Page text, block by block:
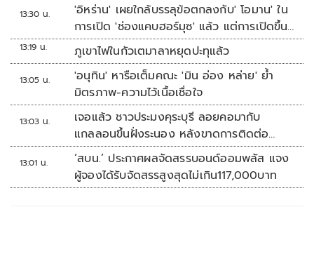
13:30 น.
'อิหร่าน' เผยใกล้บรรลุข้อตกลงกับ' โอมาน' ใน
การเปิด 'ช่องแคบฮอร์มุซ' แล้ว แต่การเปิดขึ้น
อยู่กับสหรัฐฯ
13:19 น. ภูเขาไฟในกัวเตมาลาหยุดปะทุแล้ว
13:05 น.
'อนุทิน' หารือเต็มคณะ 'มิน อ่อง หล่าย' ย้ำ
มิตรภาพ-ความไว้เนื้อเชื่อใจ
13:03 น.
เจอแล้ว ชาวประมงคุระบุรี ลอยคอมากับ
แกลลอนขึ้นฝั่งระนอง หลังขาดการติดต่อ
หลายวัน
13:01 น.
‘สบน.’ ประกาศผลจัดสรรบอนด์ออมพลัส แจง
ผู้จองได้รับจัดสรรสูงสุดไม่เกิน117,000บาท